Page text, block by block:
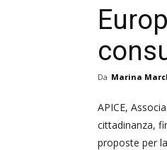
Da Marina
APICE,
cittadinanza,
proposte per